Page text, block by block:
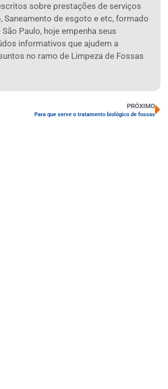
sobre prestações de serviços
Saneamento de esgoto e etc, formado
Paulo, hoje empenha seus
informativos que ajudem a
no ramo de Limpeza de Fossas
PRÓXIMO
Para que serve o tratamento biológico de fossas